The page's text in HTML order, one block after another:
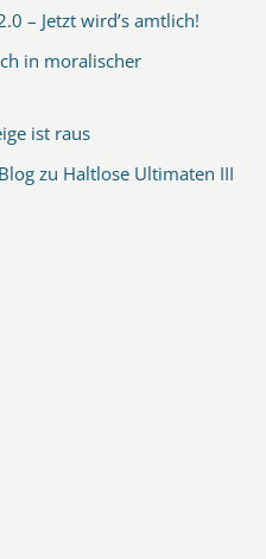
– Jetzt wird’s amtlich!
in moralischer
ist raus
zu Haltlose Ultimaten III